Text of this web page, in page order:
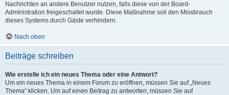
Nachrichten an andere Benutzer nutzen, falls diese von der Board-
Administration freigeschaltet wurde. Diese Maßnahme soll den Missbrauch
dieses Systems durch Gäste verhindern.
Nach oben
Beiträge schreiben
Wie erstelle ich ein neues Thema oder eine Antwort?
Um ein neues Thema in einem Forum zu eröffnen, müssen Sie auf „Neues
Thema“ klicken. Um auf einen Beitrag zu antworten, müssen Sie auf